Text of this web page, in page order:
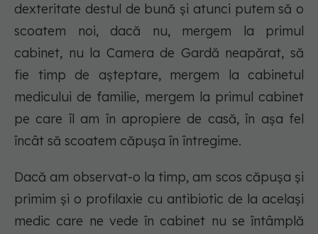
dexteritate destul de bună și atunci putem să o
scoatem noi, dacă nu, mergem la primul
cabinet, nu la Camera de Gardă neapărat, să
fie timp de așteptare, mergem la cabinetul
medicului de familie, mergem la primul cabinet
pe care îl am în apropiere de casă, în așa fel
încât să scoatem căpușa în întregime.
Dacă am observat-o la timp, am scos căpușa și
primim și o profilaxie cu antibiotic de la același
medic care ne vede în cabinet nu se întâmplă